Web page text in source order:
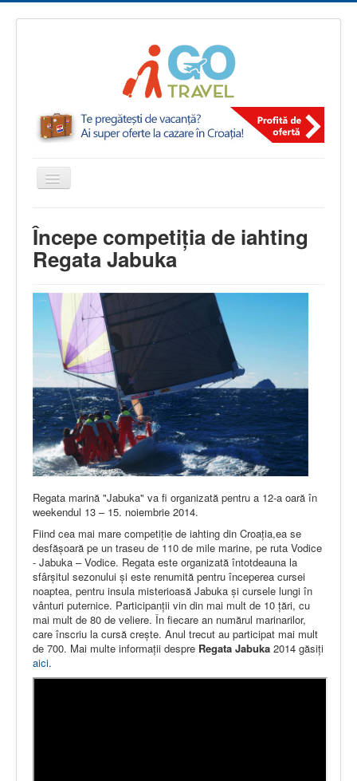
Comută
Începe competiția de iahting Regata Jabuka
Începe competiția de iahting
Regata Jabuka
Regata marină "Jabuka" va fi organizată pentru a 12-a oară în
weekendul 13 – 15. noiembrie 2014.
Fiind cea mai mare competiție de iahting din Croația,ea se
desfășoară pe un traseu de 110 de mile marine, pe ruta Vodice
- Jabuka – Vodice. Regata este organizată întotdeauna la
sfârșitul sezonului și este renumită pentru începerea cursei
noaptea, pentru insula misterioasă Jabuka și cursele lungi în
vânturi puternice. Participanții vin din mai mult de 10 țări, cu
mai mult de 80 de veliere. În fiecare an numărul marinarilor,
care înscriu la cursă crește. Anul trecut au participat mai mult
de 700. Mai multe informații despre Regata Jabuka 2014 găsiți
aici.